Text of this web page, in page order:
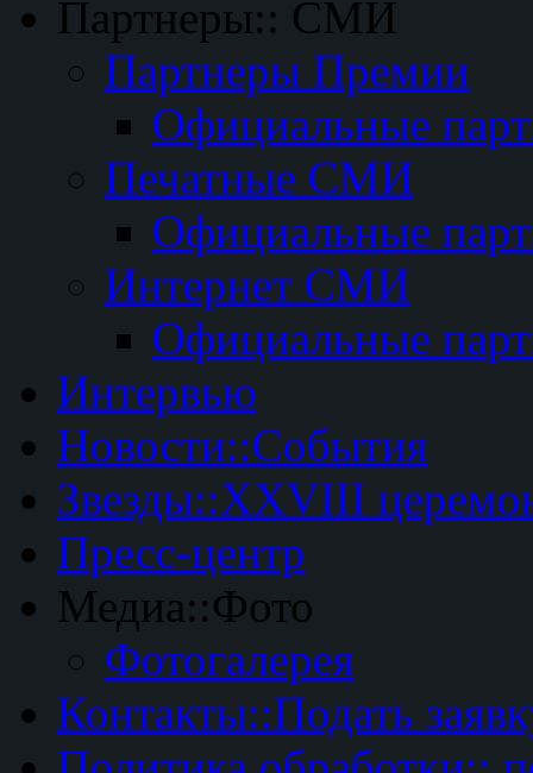
Партнеры:: СМИ
Партнеры Премии
Официальные
Печатные СМИ
Официальные
Интернет СМИ
Официальные
Интервью
Новости::События
Звезды::XXVIII
Пресс-центр
Медиа::Фото
Фотогалерея
Контакты::Подать